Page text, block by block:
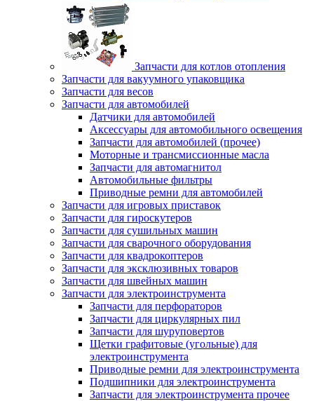
Запчасти для котлов отопления
Запчасти для вакуумного упаковщика
Запчасти для весов
Запчасти для автомобилей
Датчики для автомобилей
Аксессуары для автомобильного освещения
Запчасти для автомобилей (прочее)
Моторные и трансмиссионные масла
Запчасти для автомагнитол
Автомобильные фильтры
Приводные ремни для автомобилей
Запчасти для игровых приставок
Запчасти для гироскутеров
Запчасти для сушильных машин
Запчасти для сварочного оборудования
Запчасти для квадрокоптеров
Запчасти для эксклюзивных товаров
Запчасти для швейных машин
Запчасти для электроинструмента
Запчасти для перфораторов
Запчасти для циркулярных пил
Запчасти для шуруповертов
Щетки графитовые (угольные) для
электроинструмента
Приводные ремни для электроинструмента
Подшипники для электроинструмента
Запчасти для электроинструмента прочее